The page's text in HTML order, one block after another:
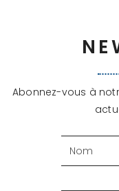
Abonnez-vous à